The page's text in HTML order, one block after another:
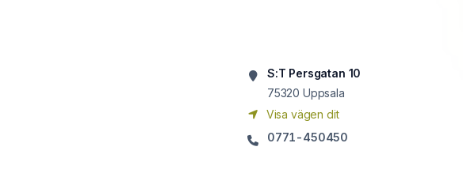
S:T Persgatan 10
75320 Uppsala
Visa vägen dit
0771-450450